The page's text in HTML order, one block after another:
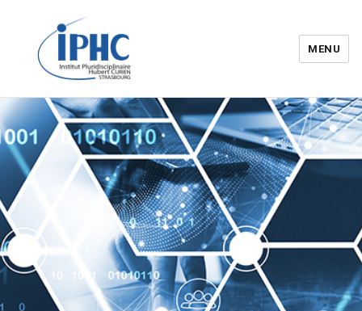
Institut pluridisciplinaire Hubert
Curien – IPHC
MENU